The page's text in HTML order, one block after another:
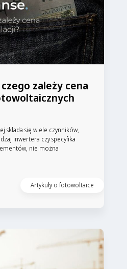
zależy cena
składa się wiele czynników,
inwertera czy specyfika
nie można
Artykuły o fotowoltaice